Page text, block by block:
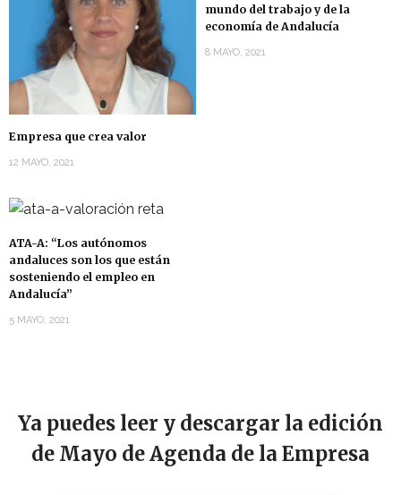
Empresa que crea valor
12 MAYO, 2021
mundo del trabajo y de la
economía de Andalucía
8 MAYO, 2021
ATA-A: “Los autónomos
andaluces son los que están
sosteniendo el empleo en
Andalucía”
5 MAYO, 2021
Ya puedes leer y descargar la edición
de Mayo de Agenda de la Empresa